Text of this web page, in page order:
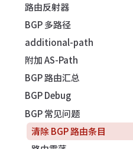
路由反射器
BGP 多路径
additional-path
附加 AS-Path
BGP 路由汇总
BGP Debug
BGP 常见问题
清除 BGP 路由条目